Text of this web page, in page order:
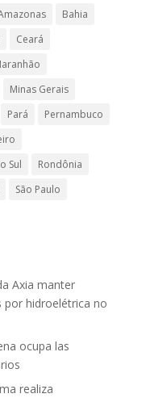
Bahia
Ceará
Minas Gerais
Pará
Pernambuco
Sul
Rondônia
São Paulo
Axia manter
por hidroelétrica no
ocupa las
realiza